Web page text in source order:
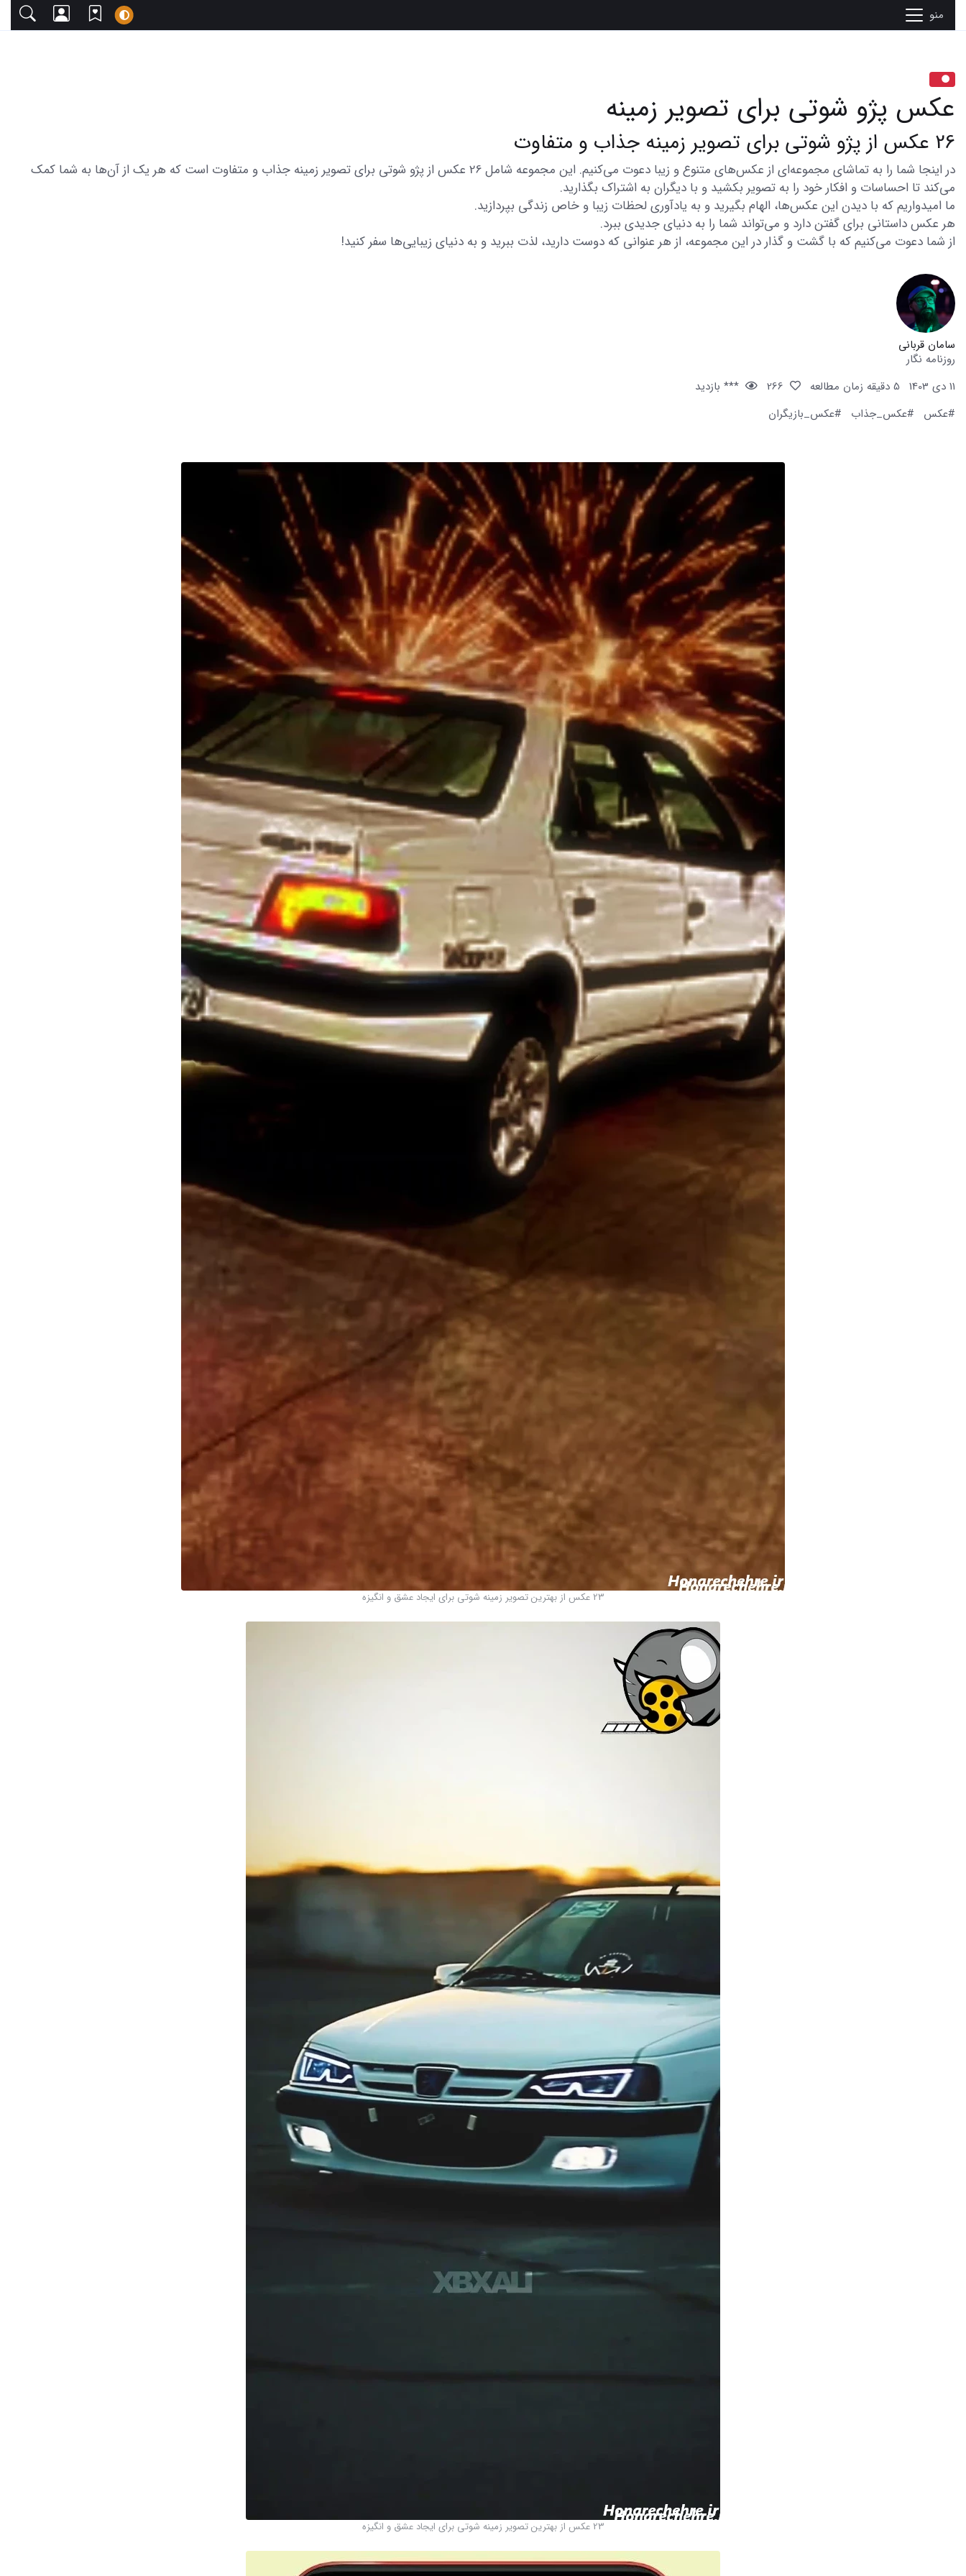
منو
عکس پژو شوتی برای تصویر زمینه
26 عکس از پژو شوتی برای تصویر زمینه جذاب و متفاوت
در اینجا شما را به تماشای مجموعه‌ای از عکس‌های متنوع و زیبا دعوت می‌کنیم. این مجموعه شامل 26 عکس از پژو شوتی برای تصویر زمینه جذاب و متفاوت است که هر یک از آن‌ها به شما کمک
می‌کند تا احساسات و افکار خود را به تصویر بکشید و با دیگران به اشتراک بگذارید.
ما امیدواریم که با دیدن این عکس‌ها، الهام بگیرید و به یادآوری لحظات زیبا و خاص زندگی بپردازید.
هر عکس داستانی برای گفتن دارد و می‌تواند شما را به دنیای جدیدی ببرد.
از شما دعوت می‌کنیم که با گشت و گذار در این مجموعه، از هر عنوانی که دوست دارید، لذت ببرید و به دنیای زیبایی‌ها سفر کنید!
سامان قربانی
روزنامه نگار
11 دی 1403
5 دقیقه زمان مطالعه
*** بازدید
#عکس
#عکس_جذاب #عکس_بازیگران
23 عکس از بهترین تصویر زمینه شوتی برای ایجاد عشق و انگیزه
23 عکس از بهترین تصویر زمینه شوتی برای ایجاد عشق و انگیزه